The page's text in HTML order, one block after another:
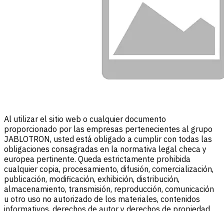
Al utilizar el sitio web o cualquier documento
proporcionado por las empresas pertenecientes al grupo
JABLOTRON, usted está obligado a cumplir con todas las
obligaciones consagradas en la normativa legal checa y
europea pertinente. Queda estrictamente prohibida
cualquier copia, procesamiento, difusión, comercialización,
publicación, modificación, exhibición, distribución,
almacenamiento, transmisión, reproducción, comunicación
u otro uso no autorizado de los materiales, contenidos
informativos, derechos de autor y derechos de propiedad